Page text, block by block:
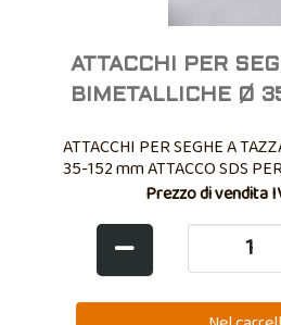
ATTACCHI PER
BIMETALLICHE Ø
ATTACCHI PER SEGHE A
35-152 mm ATTACCO SDS
Prezzo di vendita